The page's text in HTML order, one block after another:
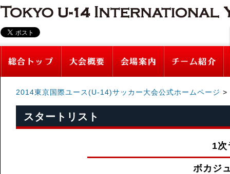
2014東京国際ユース(U-14)サッカー大会公式ホームページ >
スタートリスト
1次
ボカジ